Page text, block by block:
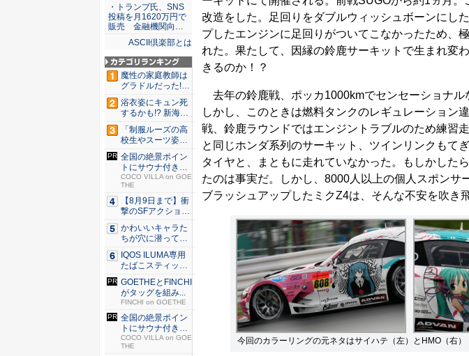
改造をした。足回りをダブルウィッシュボーンにし
プしたエンジンに足回りがついてこなかったため、
れた。果たして、因縁の鈴鹿サーキットで生まれ変
きるのか！？
去年の鈴鹿戦、ポッカ1000kmでセンセーショナル
しかし、このときは燃料タンクのレギュレーション
戦、鈴鹿ラウンドではエンジントラブルのため練習
と同じホンダ系列のサーキット、ツインリンクもて
タイヤと、まともに走れていなかった。もしかし
たのは事実だ。しかし、8000人以上の個人スポンサ
ブラッシュアップしたミクZ4は、そんな不安を吹き
今回のカラーリングの元ネタはサイハテ（左）とHMO（右）
・トランプ氏、SNS
投稿を月1620万円で
販売 金融機関向…
ASCII倶楽部とは
魔性の家庭教師は
グラドルだった!?
村雨...
浴衣姿にキュン死
するかも!? 新海ま
きが...
「制服ルーズの高
校生やスーツ姿の
OLを演...
全国の絶景ポイン
トにサウナ付きの
シェア別...
COCO VILLA on GOE
THE
【8月9日まで】衝
撃のSFアクション
『G...
かわいいキャラた
ちが穴に潜ってひ
どい目に...
IQOS ILUMA専用
たばこスティッ
ク...
GOETHEとFINCHI
がタッグを組み...
FINCHI on GOETHE
全国の絶景ポイン
トにサウナ付きの
シェア別...
COCO VILLA on GOE
THE